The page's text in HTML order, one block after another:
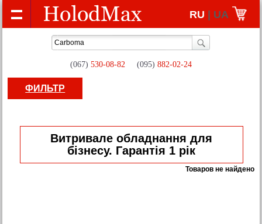
RU | UA
(067) 530-08-82 (095) 882-02-24
ФИЛЬТР
Витривале обладнання для
бізнесу. Гарантія 1 рік
Товаров не найдено